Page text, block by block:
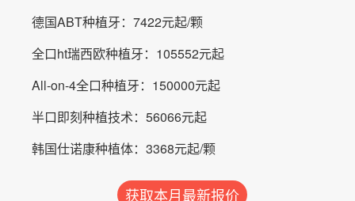
德国ABT种植牙：7422元起/颗
全口ht瑞西欧种植牙：105552元起
All-on-4全口种植牙：150000元起
半口即刻种植技术：56066元起
韩国仕诺康种植体：3368元起/颗
获取本月最新报价